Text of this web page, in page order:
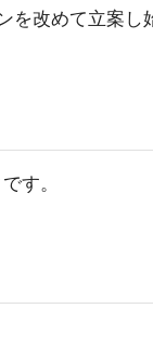
改めて立案し
す。